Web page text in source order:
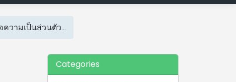
วามเป็นส่วนตัว...
Categories